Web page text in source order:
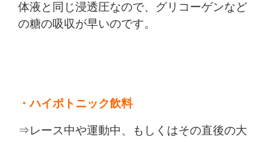
体液と同じ浸透圧なので、グリコーゲンなど
の糖の吸収が早いのです。
・ハイポトニック飲料
⇒レース中や運動中、もしくはその直後の大